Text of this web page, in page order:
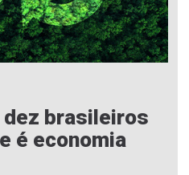
dez brasileiros
é economia